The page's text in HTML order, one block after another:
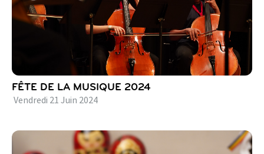
FÊTE DE LA MUSIQUE 2024
Vendredi 21 Juin 2024